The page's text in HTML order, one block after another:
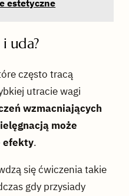
estetyczne
uda?
często tracą
utracie wagi
wzmacniających
może
efekty.
się ćwiczenia takie
gdy przysiady